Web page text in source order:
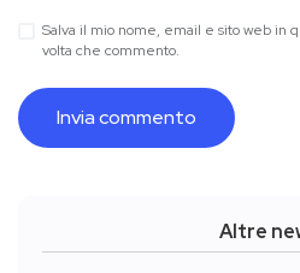
Salva il mio nome, email e sito web in
volta che commento.
Altre